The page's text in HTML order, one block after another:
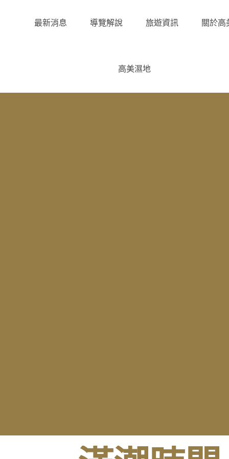
最新消息 導覽解說 旅遊資訊 關於高
高美濕地